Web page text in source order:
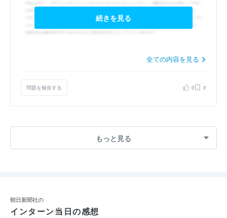
続きを見る
全ての内容を見る
問題を報告する 0 0
もっと見る
朝日新聞社の
インターン当日の感想